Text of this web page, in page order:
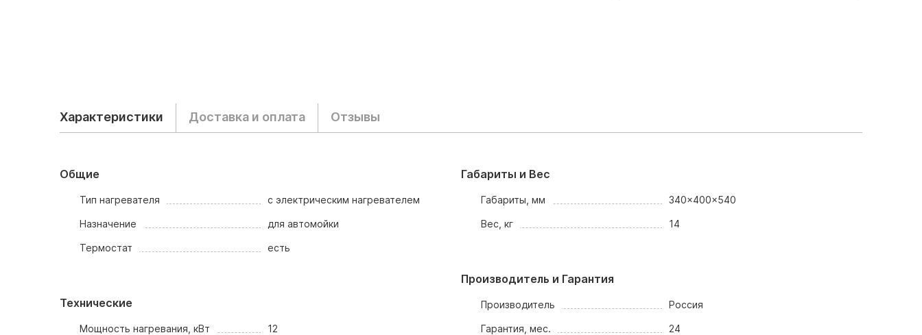
Характеристики Доставка и оплата Отзывы
Общие
Тип нагревателя с электрическим нагревателем
Назначение для автомойки
Термостат есть
Технические
Мощность нагревания, кВт 12
Габариты и Вес
Габариты, мм 340x400x540
Вес, кг 14
Производитель и Гарантия
Производитель Россия
Гарантия, мес. 24